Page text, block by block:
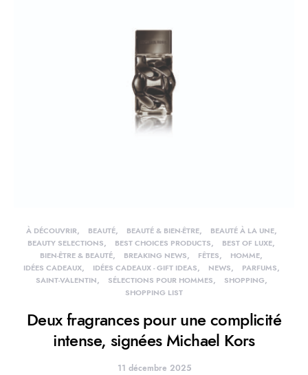
À DÉCOUVRIR BEAUTÉ BEAUTÉ & BIEN-ÊTRE
BEAUTÉ À LA UNE
BEAUTY SELECTIONS
BEST CHOICES PRODUCTS
BEST OF LUXE
BIEN-ÊTRE & BEAUTÉ
BREAKING NEWS FÊTES
HOMME
IDÉES CADEAUX
IDÉES CADEAUX - GIFT IDEAS NEWS
PARFUMS
SAINT-VALENTIN
SÉLECTIONS POUR HOMMES
SHOPPING
SHOPPING LIST
Deux fragrances pour une complicité
intense, signées Michael Kors
11 décembre 2025